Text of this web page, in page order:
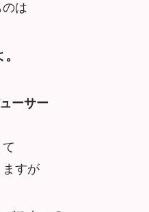
は
ーサー
ますが